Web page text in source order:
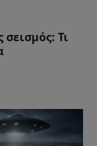
Τι